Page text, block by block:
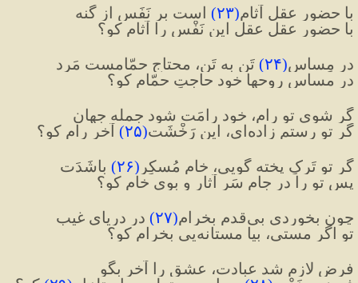
با حضورِ عقل آثام(۲۳) است بر نَفَس از گنه
با حضورِ عقلِ عقل این نَفْس را آثام کو؟
در مِساسِ(۲۴) تَن به تَن، محتاجِ حمّامست مَرد
در مساسِ روحها خود حاجتِ حمّام کو؟
گر شوی تو رام، خود رامَت شود جمله جهان
گر تو رستم زاده‌ای، این رَخْشَت
(۲۵) آخر رام کو؟
گر تو تَرکِ پخته گویی، خام مُسکِر (۲۶) باشَدَت
پس تو را در جامِ سَر آثار و بویِ خام کو؟
چون بخوردی بی‌قدم بخرام
(۲۷) در دریایِ غیب
تو اگر مستی، بیا مستانه‌یی بخرام کو؟
فرضِ لازم شد عبادت، عشق را آخر بگو